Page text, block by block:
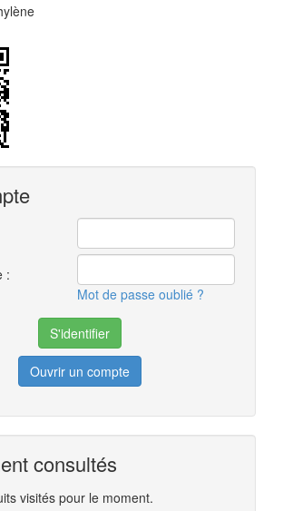
:
Mot de passe oublié ?
Ouvrir un compte
consultés
visités pour le moment.